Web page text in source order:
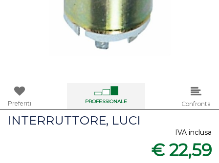
Preferiti PROFESSIONALE Confronta
INTERRUTTORE, LUCI
IVA inclusa
€ 22,59